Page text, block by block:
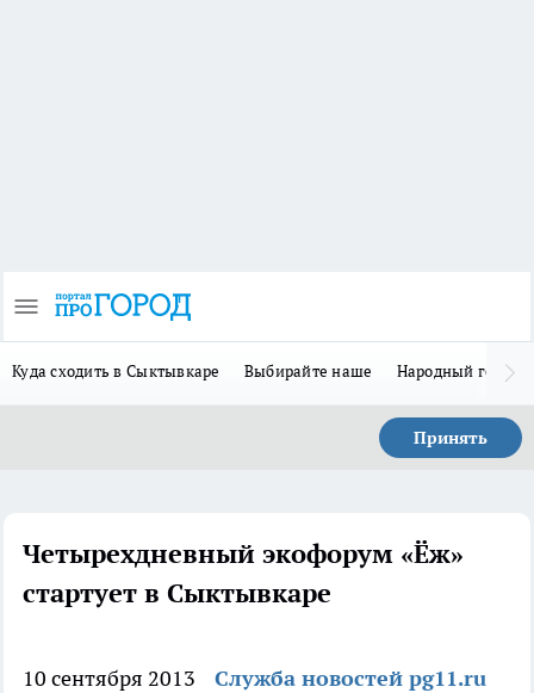
Куда сходить в Сыктывкаре Выбирайте наше Народный герой-
Принять
Четырехдневный экофорум «Ёж»
стартует в Сыктывкаре
10 сентября 2013
Служба новостей pg11.ru